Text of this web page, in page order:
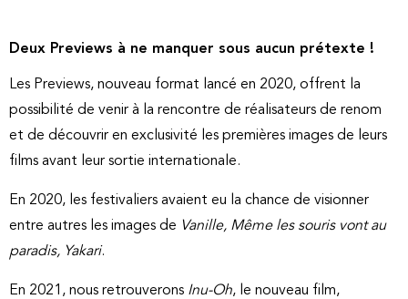
Deux Previews à ne manquer sous aucun prétexte !
Les Previews, nouveau format lancé en 2020, offrent la
possibilité de venir à la rencontre de réalisateurs de renom
et de découvrir en exclusivité les premières images de leurs
films avant leur sortie internationale.
En 2020, les festivaliers avaient eu la chance de visionner
entre autres les images de Vanille, Même les souris vont au
paradis, Yakari.
En 2021, nous retrouverons Inu-Oh, le nouveau film,